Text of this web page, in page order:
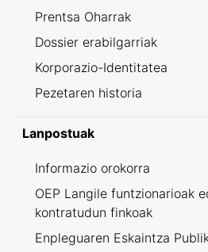
Prentsa Oharrak
Dossier erabilgarriak
Korporazio-Identitatea
Pezetaren historia
Lanpostuak
Informazio orokorra
OEP Langile funtzionarioak
kontratudun finkoak
Enpleguaren Eskaintza